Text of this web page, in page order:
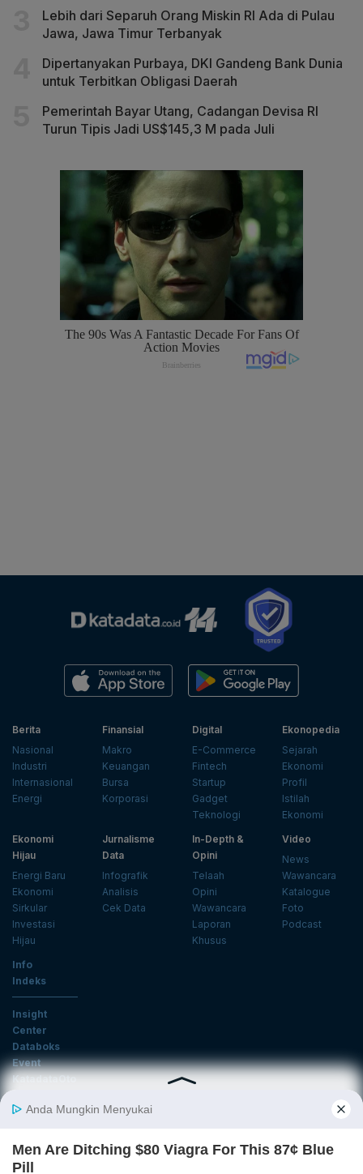
Lebih dari Separuh Orang Miskin RI Ada di Pulau
Jawa, Jawa Timur Terbanyak
Dipertanyakan Purbaya, DKI Gandeng Bank Dunia
untuk Terbitkan Obligasi Daerah
Pemerintah Bayar Utang, Cadangan Devisa RI
Turun Tipis Jadi US$145,3 M pada Juli
Berita
Nasional
Industri
Internasional
Energi
Finansial
Makro
Keuangan
Bursa
Korporasi
Digital
E-Commerce
Fintech
Startup
Gadget
Teknologi
Ekonopedia
Sejarah
Ekonomi
Profil
Istilah
Ekonomi
Ekonomi
Hijau
Energi Baru
Ekonomi
Sirkular
Investasi
Hijau
Jurnalisme
Data
Infografik
Analisis
Cek Data
In-Depth &
Opini
Telaah
Opini
Wawancara
Laporan
Khusus
Video
News
Wawancara
Katalogue
Foto
Podcast
Info
Indeks
Insight
Center
Databoks
Event
KatadataOto
Email
Daftar